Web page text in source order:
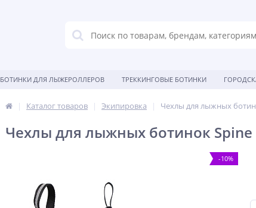
БОТИНКИ ДЛЯ ЛЫЖЕРОЛЛЕРОВ ТРЕККИНГОВЫЕ БОТИНКИ
Каталог товаров Экипировка Чехлы для лыжных
Чехлы для лыжных ботинок Spine
-10%